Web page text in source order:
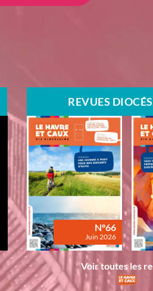
REVUES
N°66
Juin 2026
Voir toutes les